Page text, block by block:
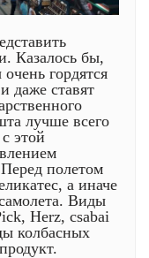
Казалось бы,
гордятся
даже ставят
лучше всего
этой
полетом
а иначе
Виды
Herz, csabai
колбасных